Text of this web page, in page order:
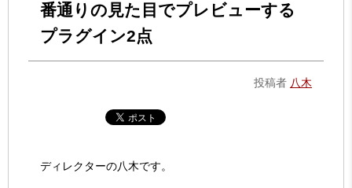
番通りの見た目でプレビューする
プラグイン2点
投稿者 八木
ディレクターの八木です。